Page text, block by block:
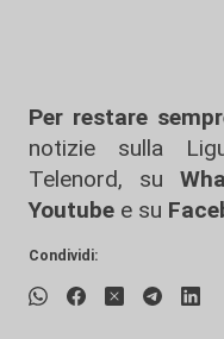
Per restare
notizie sulla
Telenord, su
Youtube e su
Condividi: